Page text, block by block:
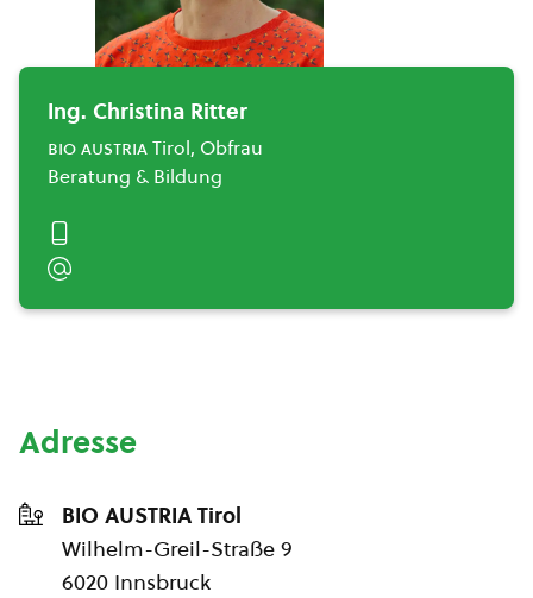
Ing. Christina Ritter
bio austriaTirol, Obfrau
Beratung & Bildung
Adresse
BIO AUSTRIA Tirol
Wilhelm-Greil-Straße 9
6020 Innsbruck